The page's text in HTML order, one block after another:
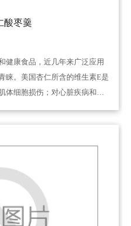
酸枣羹
健康食品，近几年来广泛应用
睐。美国杏仁所含的维生素E是
体细胞损伤；对心脏疾病和白
（约…